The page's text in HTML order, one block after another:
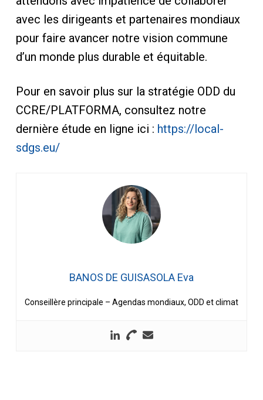
avec les dirigeants et partenaires mondiaux
pour faire avancer notre vision commune
d’un monde plus durable et équitable.
Pour en savoir plus sur la stratégie ODD du
CCRE/PLATFORMA, consultez notre
dernière étude en ligne ici : https://local-
sdgs.eu/
BANOS DE GUISASOLA Eva
Conseillère principale – Agendas mondiaux, ODD et climat